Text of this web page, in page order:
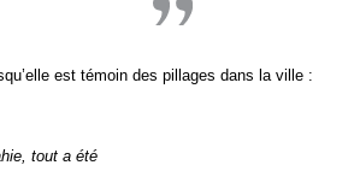
est témoin des pillages dans la ville :
tout a été